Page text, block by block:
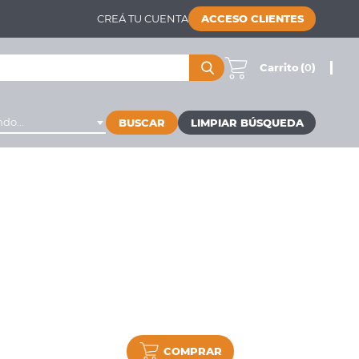
CREÁ TU CUENTA ACCESO CLIENTES
Carrito (0)
BUSCAR
COMPRAR